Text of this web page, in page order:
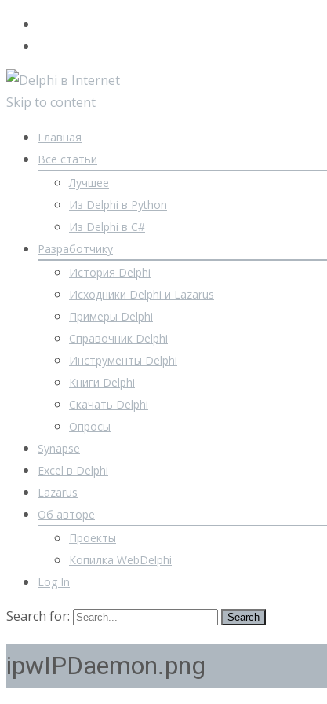
Skip to content
Главная
Все статьи
Лучшее
Из Delphi в Python
Из Delphi в C#
Разработчику
История Delphi
Исходники Delphi и Lazarus
Примеры Delphi
Справочник Delphi
Инструменты Delphi
Книги Delphi
Скачать Delphi
Опросы
Synapse
Excel в Delphi
Lazarus
Об авторе
Проекты
Копилка WebDelphi
Log In
Search for:
ipwIPDaemon.png